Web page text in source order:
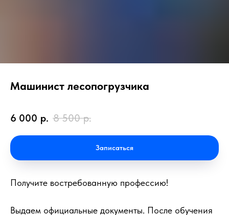
Машинист лесопогрузчика
6 000 р. 8 500 р.
Записаться
Получите востребованную профессию!
Выдаем официальные документы. После обучения